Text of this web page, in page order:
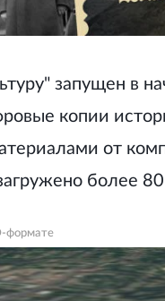
запущен в
копии
от
более
формате